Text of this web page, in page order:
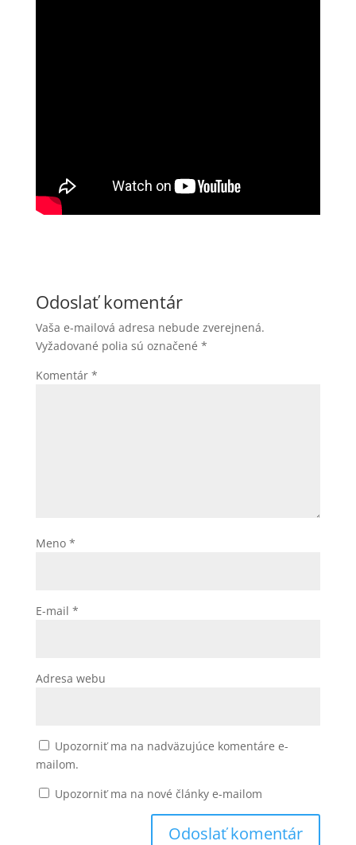
Odoslať komentár
Vaša e-mailová adresa nebude zverejnená.
Vyžadované polia sú označené *
Komentár *
Meno *
E-mail *
Adresa webu
Upozorniť ma na nadväzujúce komentáre e-
mailom.
Upozorniť ma na nové články e-mailom